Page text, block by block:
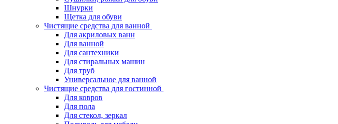
Шнурки
Щетка для обуви
Чистящие средства для ванной
Для акриловых ванн
Для ванной
Для сантехники
Для стиральных машин
Для труб
Универсальное для ванной
Чистящие средства для гостинной
Для ковров
Для пола
Для стекол, зеркал